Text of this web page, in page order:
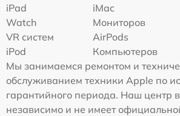
iPad
iMac
Watch
Мониторов
VR систем
AirPods
iPod
Компьютеров
Мы занимаемся ремонтом и
обслуживанием техники Apple по
гарантийного периода. Наш центр
независимо и не имеет